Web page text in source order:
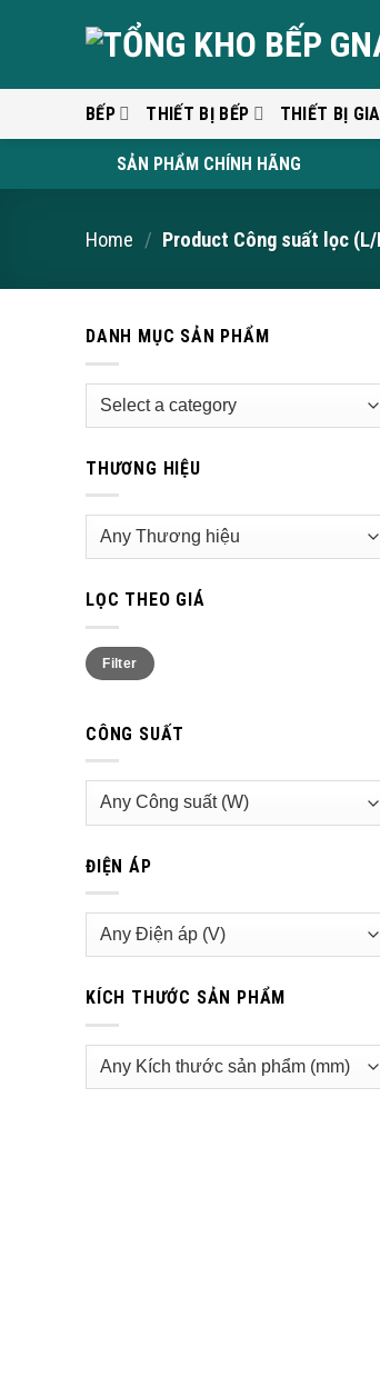
BẾP THIẾT BỊ BẾP THIẾT BỊ
SẢN PHẨM CHÍNH HÃNG
Home / Product Công suất lọc (L/
DANH MỤC SẢN PHẨM
THƯƠNG HIỆU
LỌC THEO GIÁ
Min
price
Max
priceFilter
CÔNG SUẤT
ĐIỆN ÁP
KÍCH THƯỚC SẢN PHẨM